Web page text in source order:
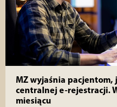
MZ wyjaśnia pacjentom,
centralnej e-rejestracji.
miesiącu